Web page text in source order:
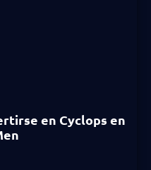
en Cyclops en